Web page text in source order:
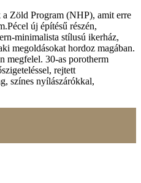
Zöld Program (NHP), amit erre
új építésű részén,
minimalista stílusú ikerház,
megoldásokat hordoz magában.
megfelel. 30-as porotherm
rejtett
színes nyílászárókkal,